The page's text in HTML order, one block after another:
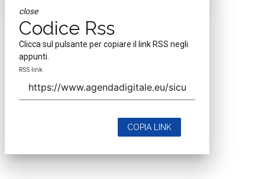
close
Codice Rss
Clicca sul pulsante per copiare il link RSS negli
appunti.
RSS link
COPIA LINK